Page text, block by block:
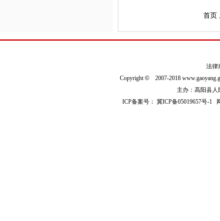
首页
法律
Copyright© 2007-2018
主办：高阳县人
ICP备案号：冀ICP备05019657号-1